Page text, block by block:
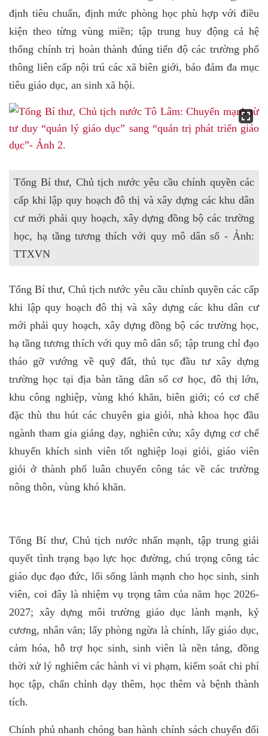
định tiêu chuẩn, định mức phòng học phù hợp với điều
kiện theo từng vùng miền; tập trung huy động cả hệ
thống chính trị hoàn thành đúng tiến độ các trường phổ
thông liên cấp nội trú các xã biên giới, bảo đảm đa mục
tiêu giáo dục, an sinh xã hội.
Tổng Bí thư, Chủ tịch nước yêu cầu chính quyền các
cấp khi lập quy hoạch đô thị và xây dựng các khu dân
cư mới phải quy hoạch, xây dựng đồng bộ các trường
học, hạ tầng tương thích với quy mô dân số - Ảnh:
TTXVN
Tổng Bí thư, Chủ tịch nước yêu cầu chính quyền các cấp
khi lập quy hoạch đô thị và xây dựng các khu dân cư
mới phải quy hoạch, xây dựng đồng bộ các trường học,
hạ tầng tương thích với quy mô dân số; tập trung chỉ đạo
tháo gỡ vướng về quỹ đất, thủ tục đầu tư xây dựng
trường học tại địa bàn tăng dân số cơ học, đô thị lớn,
khu công nghiệp, vùng khó khăn, biên giới; có cơ chế
đặc thù thu hút các chuyên gia giỏi, nhà khoa học đầu
ngành tham gia giảng dạy, nghiên cứu; xây dựng cơ chế
khuyến khích sinh viên tốt nghiệp loại giỏi, giáo viên
giỏi ở thành phố luân chuyển công tác về các trường
nông thôn, vùng khó khăn.
Tổng Bí thư, Chủ tịch nước nhấn mạnh, tập trung giải
quyết tình trạng bạo lực học đường, chú trọng công tác
giáo dục đạo đức, lối sống lành mạnh cho học sinh, sinh
viên, coi đây là nhiệm vụ trọng tâm của năm học 2026-
2027; xây dựng môi trường giáo dục lành mạnh, kỷ
cương, nhân văn; lấy phòng ngừa là chính, lấy giáo dục,
cảm hóa, hỗ trợ học sinh, sinh viên là nền tảng, đồng
thời xử lý nghiêm các hành vi vi phạm, kiểm soát chi phí
học tập, chấn chỉnh dạy thêm, học thêm và bệnh thành
tích.
Chính phủ nhanh chóng ban hành chính sách chuyển đổi